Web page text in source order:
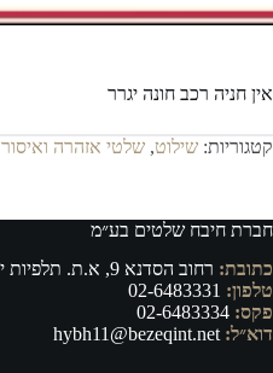
אין חניה רכב חונה יגרר
קטגוריות: שילוט, שלטי אזהרה ואיסור
חברת חיבח שלטים בע״מ
כתובת: רחוב הסדנא 9, א.ת. תלפיות ירושלים, מיקוד 91532
טלפון: 02-6483331
פקס:
דוא״ל: hybh11@bezeqint.net